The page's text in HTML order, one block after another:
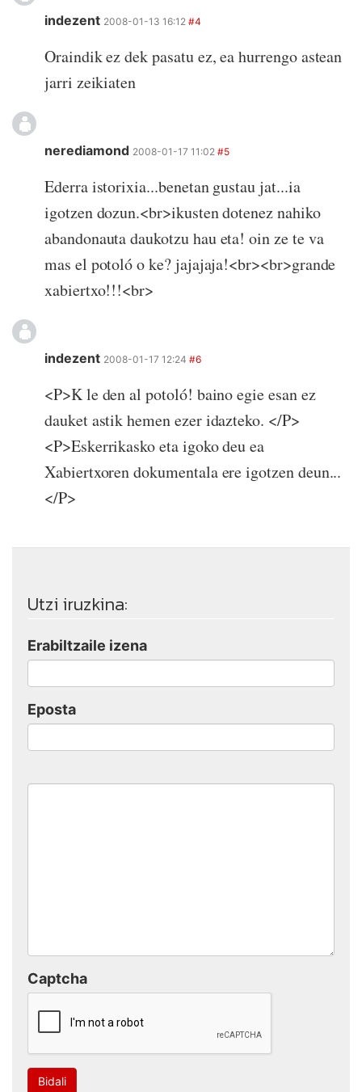
indezent 2008-01-13 16:12 #4
Oraindik ez dek pasatu ez, ea hurrengo astean
jarri zeikiaten
nerediamond 2008-01-17 11:02 #5
Ederra istorixia...benetan gustau jat...ia
igotzen dozun.<br>ikusten dotenez nahiko
abandonauta daukotzu hau eta! oin ze te va
mas el potoló o ke? jajajaja!<br><br>grande
xabiertxo!!!<br>
indezent 2008-01-17 12:24 #6
<P>K le den al potoló! baino egie esan ez
dauket astik hemen ezer idazteko. </P>
<P>Eskerrikasko eta igoko deu ea
Xabiertxoren dokumentala ere igotzen deun...
</P>
Utzi iruzkina:
Erabiltzaile izena
Eposta
Captcha
Bidali